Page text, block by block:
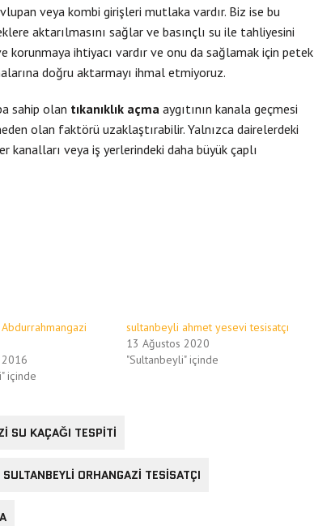
veya kombi girişleri mutlaka vardır. Biz ise bu
aktarılmasını sağlar ve basınçlı su ile tahliyesini
korunmaya ihtiyacı vardır ve onu da sağlamak için petek
doğru aktarmayı ihmal etmiyoruz.
sahip olan tıkanıklık açma aygıtının kanala geçmesi
olan faktörü uzaklaştırabilir. Yalnızca dairelerdeki
kanalları veya iş yerlerindeki daha büyük çaplı
içinde
sultanbeyli ahmet yesevi tesisatçı
13 Ağustos 2020
"Sultanbeyli" içinde
SU KAÇAĞI TESPITI
SULTANBEYLI ORHANGAZI TESISATÇI